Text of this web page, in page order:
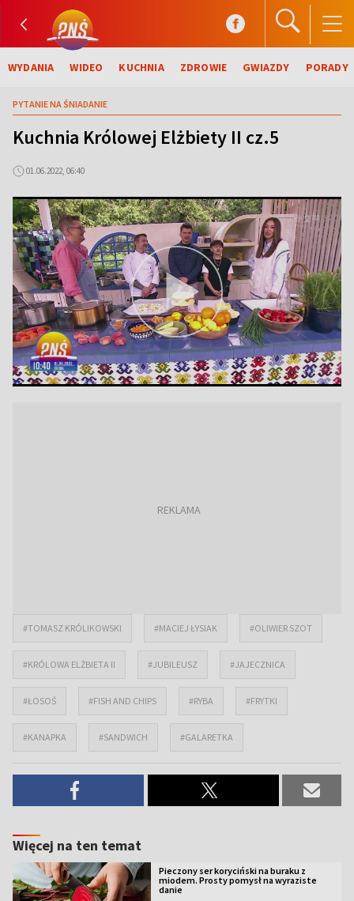
WYDANIA WIDEO KUCHNIA ZDROWIE GWIAZDY PORADY
PYTANIE NA ŚNIADANIE
Kuchnia Królowej Elżbiety II cz.5
01.06.2022, 06:40
#TOMASZ KRÓLIKOWSKI #MACIEJ ŁYSIAK #OLIWIER SZOT
#KRÓLOWA ELŻBIETA II #JUBILEUSZ #JAJECZNICA
#ŁOSOŚ #FISH AND CHIPS #RYBA #FRYTKI
#KANAPKA #SANDWICH #GALARETKA
Więcej na ten temat
Pieczony ser koryciński na buraku z
miodem. Prosty pomysł na wyraziste
danie